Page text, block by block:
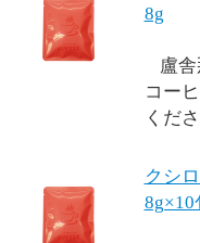
8g
盧
コー
くだ
クシ
8g×10